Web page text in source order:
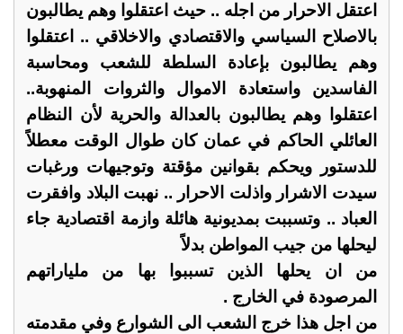
اعتقل الاحرار من اجله .. حيث اعتقلوا وهم يطالبون
بالاصلاح السياسي والاقتصادي والاخلاقي .. اعتقلوا
وهم يطالبون بإعادة السلطة للشعب ومحاسبة
الفاسدين واستعادة الاموال والثروات المنهوبة..
اعتقلوا وهم يطالبون بالعدالة والحرية لأن النظام
العائلي الحاكم في عمان كان طوال الوقت معطلاً
للدستور ويحكم بقوانين مؤقتة وتوجيهات ورغبات
سيدت الاشرار واذلت الاحرار .. نهبت البلاد وافقرت
العباد .. وتسببت بمديونية هائلة وازمة اقتصادية جاء
ليحلها من جيب المواطن بدلاً
من ان يحلها الذين تسببوا بها من ملياراتهم
المرصودة في الخارج .
من اجل هذا خرج الشعب الى الشوارع وفي مقدمته